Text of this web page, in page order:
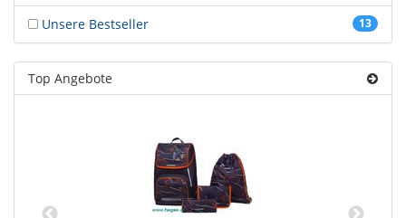
13
Unsere Bestseller
Top Angebote